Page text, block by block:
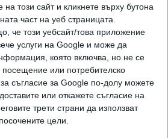
този сайт и кликнете върху бутона
част на уеб страницата.
че този уебсайт/това приложение
услуги на Google и може да
която включва, но не се
или потребителско
съгласие за Google по-долу можете
или откажете съгласие на
трети страни да използват
цели.
концертни дати в Бразилия
следващата година, Брус
– в която участват
Дейв Морено,
и маестрото на клавишните
продължават турнето си с
концерти, част от които е и